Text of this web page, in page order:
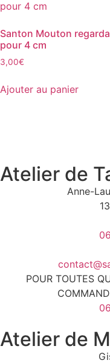
Santon Mouton
pour 4 cm
3,00€
Ajouter au panier
Atelier de
Anne-
POUR TOUTES
Atelier de